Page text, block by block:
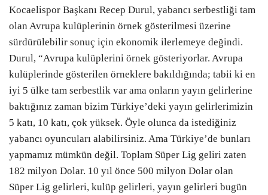
Kocaelispor Başkanı Recep Durul, yabancı serbestliği tam
olan Avrupa kulüplerinin örnek gösterilmesi üzerine
sürdürülebilir sonuç için ekonomik ilerlemeye değindi.
Durul, “Avrupa kulüplerini örnek gösteriyorlar. Avrupa
kulüplerinde gösterilen örneklere bakıldığında; tabii ki en
iyi 5 ülke tam serbestlik var ama onların yayın gelirlerine
baktığınız zaman bizim Türkiye’deki yayın gelirlerimizin
5 katı, 10 katı, çok yüksek. Öyle olunca da istediğiniz
yabancı oyuncuları alabilirsiniz. Ama Türkiye’de bunları
yapmamız mümkün değil. Toplam Süper Lig geliri zaten
182 milyon Dolar. 10 yıl önce 500 milyon Dolar olan
Süper Lig gelirleri, kulüp gelirleri, yayın gelirleri bugün